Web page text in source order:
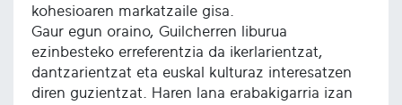
kohesioaren markatzaile gisa.
Gaur egun oraino, Guilcherren liburua
ezinbesteko erreferentzia da ikerlarientzat,
dantzarientzat eta euskal kulturaz interesatzen
diren guzientzat. Haren lana erabakigarria izan